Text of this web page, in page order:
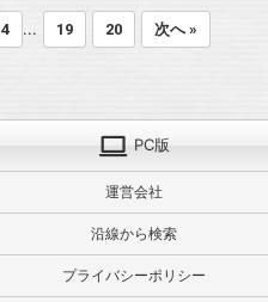
4 ... 19 20 次へ »
PC版
運営会社
沿線から検索
プライバシーポリシー